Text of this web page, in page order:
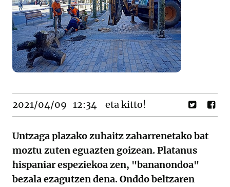
2021/04/09 12:34 eta kitto!
Untzaga plazako zuhaitz zaharrenetako bat
moztu zuten eguazten goizean. Platanus
hispaniar espeziekoa zen, "bananondoa"
bezala ezagutzen dena. Onddo beltzaren